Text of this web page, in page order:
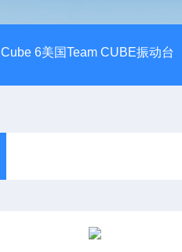
Cube 6美国Team CUBE振动台